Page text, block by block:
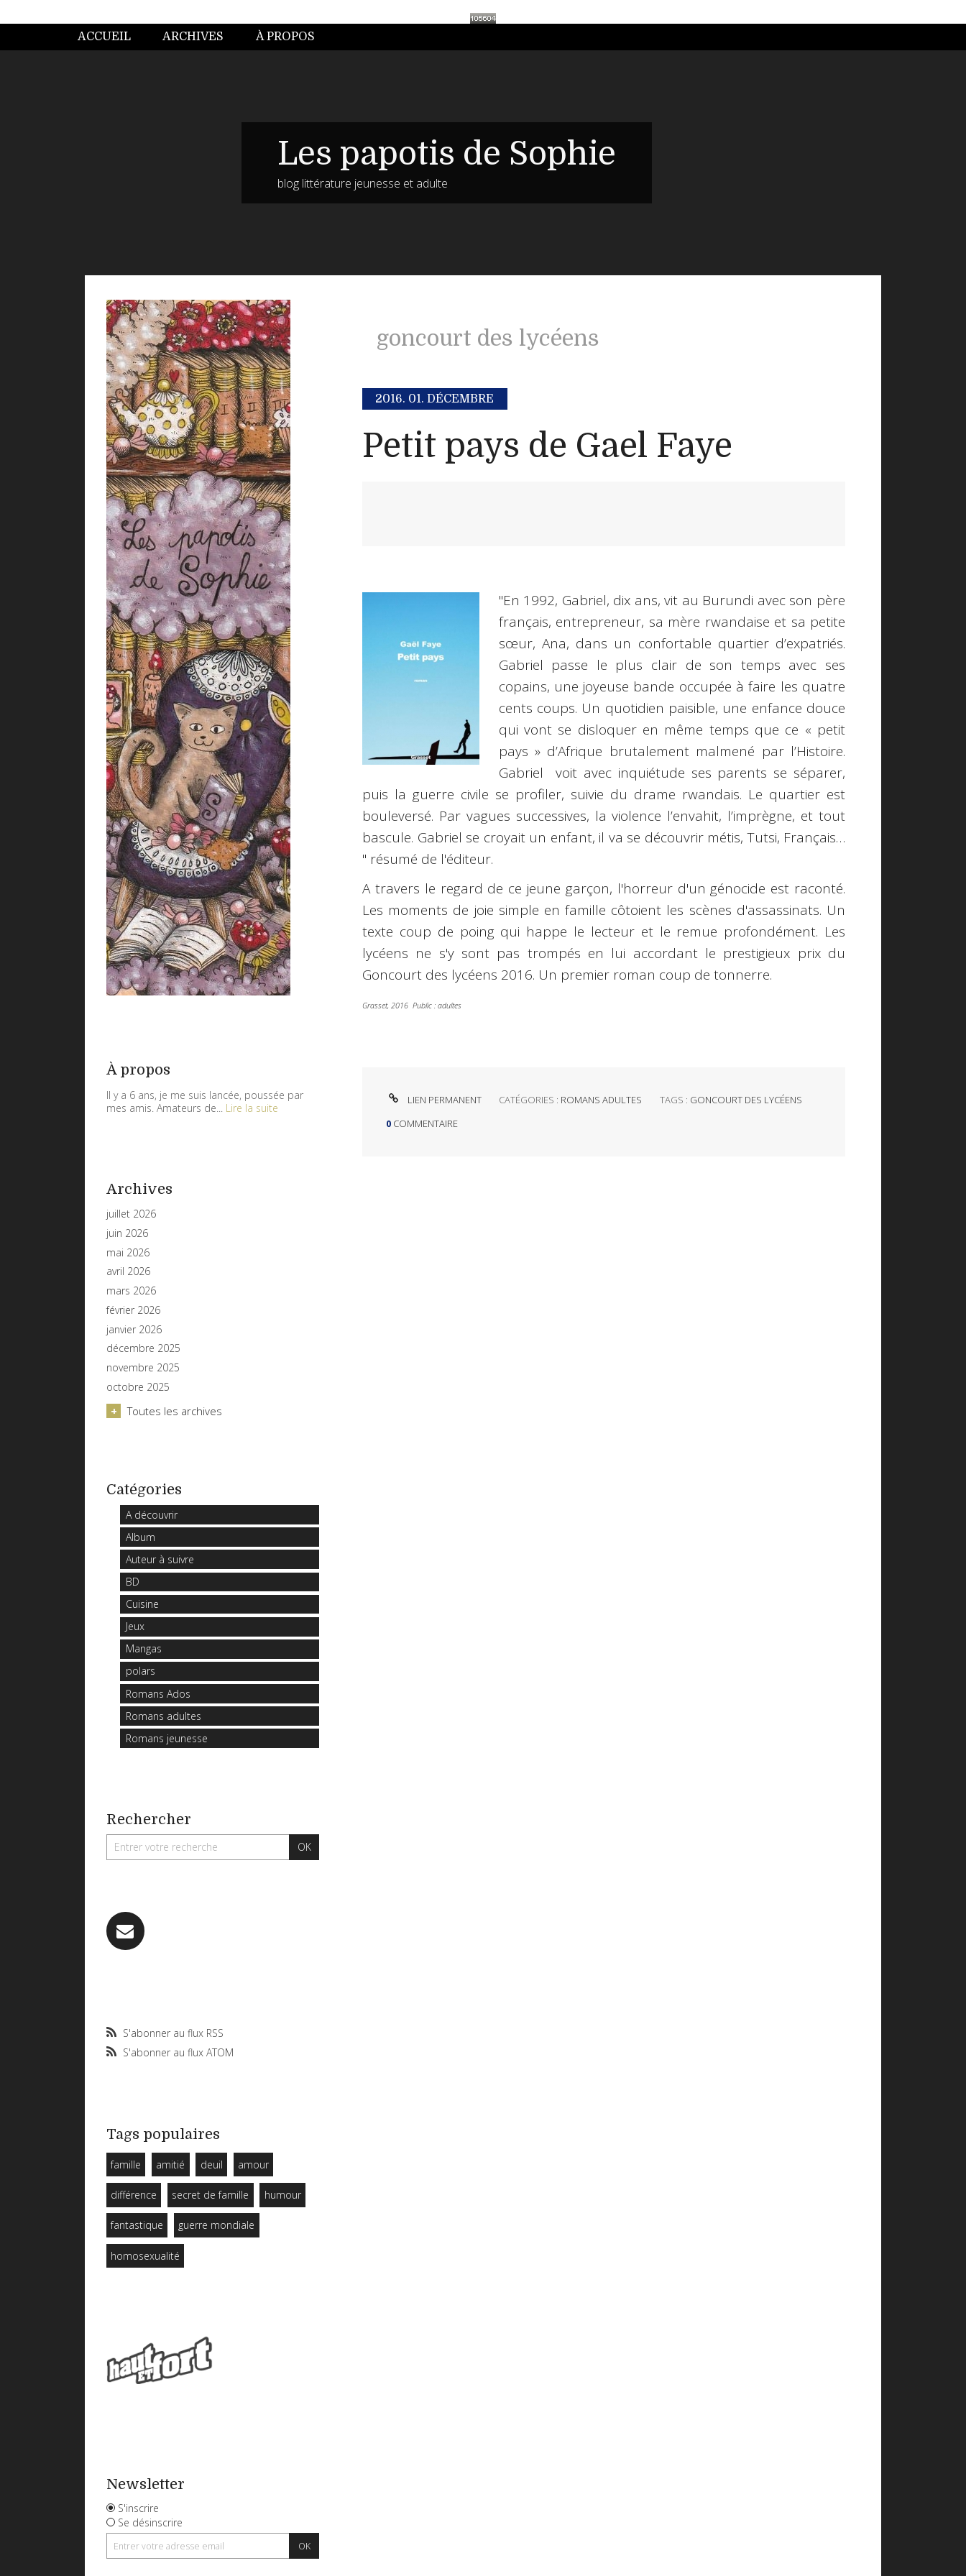
ACCUEIL ARCHIVES À PROPOS
Les papotis de Sophie
blog littérature jeunesse et adulte
À propos
Il y a 6 ans, je me suis lancée, poussée par
mes amis. Amateurs de...
Lire la suite
Archives
juillet 2026
juin 2026
mai 2026
avril 2026
mars 2026
février 2026
janvier 2026
décembre 2025
novembre 2025
octobre 2025
Toutes les archives
Catégories
A découvrir
Album
Auteur à suivre
BD
Cuisine
Jeux
Mangas
polars
Romans Ados
Romans adultes
Romans jeunesse
Rechercher
S'abonner au flux RSS
S'abonner au flux ATOM
Tags populaires
famille amitié deuil amour
différence secret de famille humour
fantastique guerre mondiale
homosexualité
Newsletter
S'inscrire
Se désinscrire
goncourt des lycéens
2016. 01. DÉCEMBRE
Petit pays de Gael Faye
"En 1992, Gabriel, dix ans, vit au Burundi avec son père
français, entrepreneur, sa mère rwandaise et sa petite
sœur, Ana, dans un confortable quartier d’expatriés.
Gabriel passe le plus clair de son temps avec ses
copains, une joyeuse bande occupée à faire les quatre
cents coups. Un quotidien paisible, une enfance douce
qui vont se disloquer en même temps que ce « petit
pays » d’Afrique brutalement malmené par l’Histoire.
Gabriel voit avec inquiétude ses parents se séparer,
puis la guerre civile se profiler, suivie du drame rwandais. Le quartier est
bouleversé. Par vagues successives, la violence l’envahit, l’imprègne, et tout
bascule. Gabriel se croyait un enfant, il va se découvrir métis, Tutsi, Français…
" résumé de l'éditeur.
A travers le regard de ce jeune garçon, l'horreur d'un génocide est raconté.
Les moments de joie simple en famille côtoient les scènes d'assassinats. Un
texte coup de poing qui happe le lecteur et le remue profondément. Les
lycéens ne s'y sont pas trompés en lui accordant le prestigieux prix du
Goncourt des lycéens 2016. Un premier roman coup de tonnerre.
Grasset, 2016 Public : adultes
LIEN PERMANENT CATÉGORIES : ROMANS ADULTES TAGS : GONCOURT DES LYCÉENS
0 COMMENTAIRE